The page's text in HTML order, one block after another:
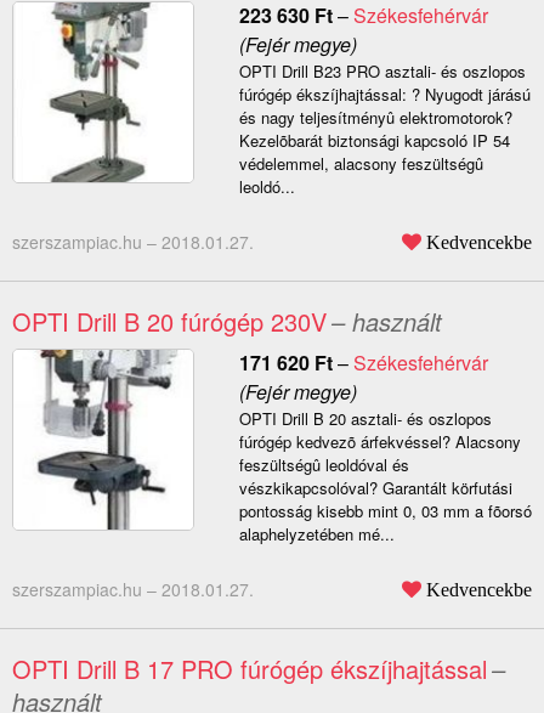
223 630 Ft–Székesfehérvár
(Fejér megye)
OPTI Drill B23 PRO asztali- és oszlopos
fúrógép ékszíjhajtással: ? Nyugodt járású
és nagy teljesítményû elektromotorok?
Kezelõbarát biztonsági kapcsoló IP 54
védelemmel, alacsony feszültségû
leoldó...
szerszampiac.hu – 2018.01.27. Kedvencekbe
OPTI Drill B 20 fúrógép 230V– használt
171 620 Ft–Székesfehérvár
(Fejér megye)
OPTI Drill B 20 asztali- és oszlopos
fúrógép kedvezõ árfekvéssel? Alacsony
feszültségû leoldóval és
vészkikapcsolóval? Garantált körfutási
pontosság kisebb mint 0, 03 mm a fõorsó
alaphelyzetében mé...
szerszampiac.hu – 2018.01.27. Kedvencekbe
OPTI Drill B 17 PRO fúrógép ékszíjhajtással–
használt